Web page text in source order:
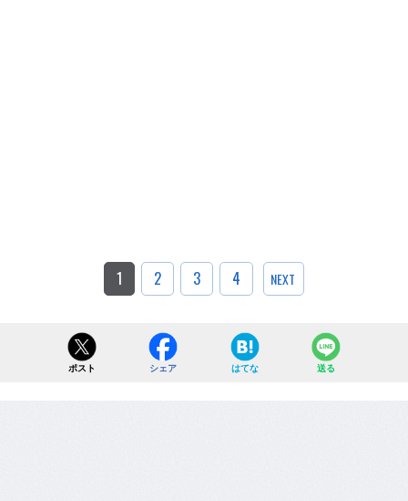
1 2 3 4 NEXT
ポスト シェア はてな 送る